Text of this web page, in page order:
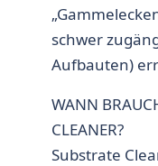
schwer
Aufbauten)
WANN
CLEANER?
Substrate